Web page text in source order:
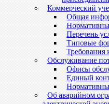
Коммерческий
Общая
Перечень
Типовые
Требования
Обслуживание
Офисы
Единый
Об аварийном